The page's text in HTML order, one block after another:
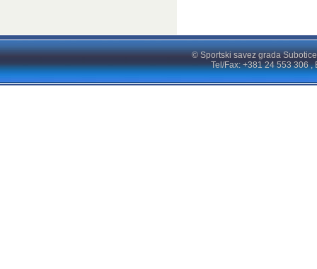
© Sportski savez grada
Tel/Fax: +381 24 553 306 ,